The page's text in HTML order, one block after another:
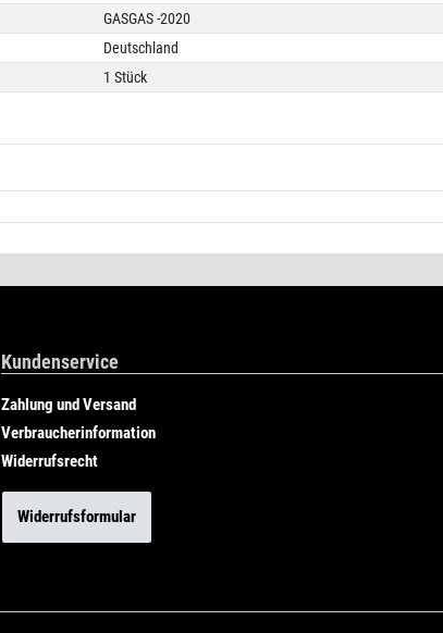
GASGAS -2020
Deutschland
1 Stück
Kundenservice
Zahlung und Versand
Verbraucherinformation
Widerrufsrecht
Widerrufsformular